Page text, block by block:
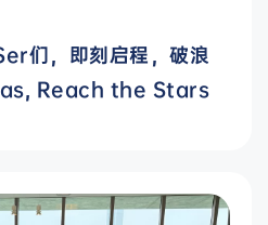
们，即刻启程，破浪
Reach the Stars